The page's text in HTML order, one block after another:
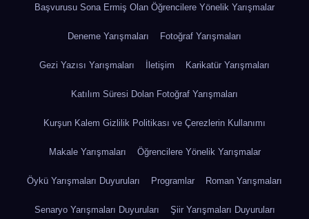
Başvurusu Sona Ermiş Olan Öğrencilere Yönelik Yarışmalar
Deneme Yarışmaları Fotoğraf Yarışmaları
Gezi Yazısı Yarışmaları İletişim Karikatür Yarışmaları
Katılım Süresi Dolan Fotoğraf Yarışmaları
Kurşun Kalem Gizlilik Politikası ve Çerezlerin Kullanımı
Makale Yarışmaları Öğrencilere Yönelik Yarışmalar
Öykü Yarışmaları Duyuruları Programlar Roman Yarışmaları
Senaryo Yarışmaları Duyuruları Şiir Yarışmaları Duyuruları